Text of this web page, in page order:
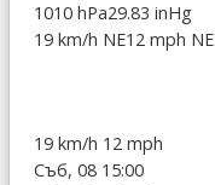
1010 hPa29.83 inHg
19 km/h NE12 mph NE
19 km/h 12 mph
Съб, 08 15:00